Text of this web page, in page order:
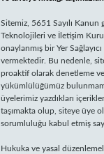
Sitemiz, 5651 Sayılı Kanun
Teknolojileri ve İletişim
onaylanmış bir Yer
vermektedir. Bu nedenle,
proaktif olarak denetleme
yükümlülüğümüz
üyelerimiz yazdıkları
taşımakta olup, siteye üye
sorumluluğu kabul etmiş
Hukuka ve yasal